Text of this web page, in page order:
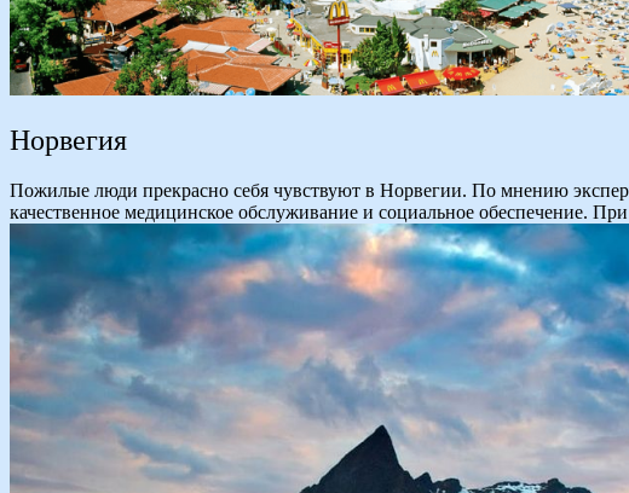
Норвегия
Пожилые люди прекрасно себя чувствуют в Норвегии. По мнению
качественное медицинское обслуживание и социальное обеспечение.